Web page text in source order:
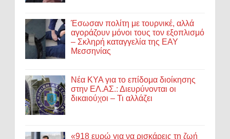
Έσωσαν πολίτη με τουρνικέ, αλλά
αγοράζουν μόνοι τους τον εξοπλισμό
– Σκληρή καταγγελία της ΕΑΥ
Μεσσηνίας
Νέα ΚΥΑ για το επίδομα διοίκησης
στην ΕΛ.ΑΣ.: Διευρύνονται οι
δικαιούχοι – Τι αλλάζει
«918 ευρώ για να ρισκάρεις τη ζωή